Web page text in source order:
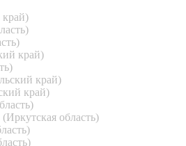
край)
край)
край)
край)
(Иркутская область)